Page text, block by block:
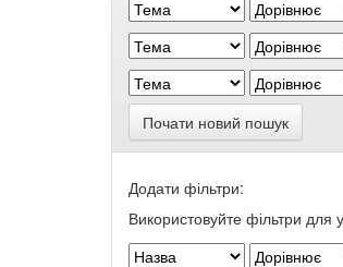
Почати новий пошук
Додати фільтри:
Використовуйте фільтри для